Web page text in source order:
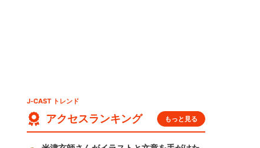
J-CAST トレンド
アクセスランキング もっと見る